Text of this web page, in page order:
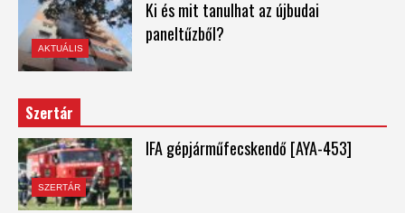
AKTUÁLIS
Ki és mit tanulhat az újbudai
paneltűzből?
Szertár
SZERTÁR
IFA gépjárműfecskendő [AYA-453]